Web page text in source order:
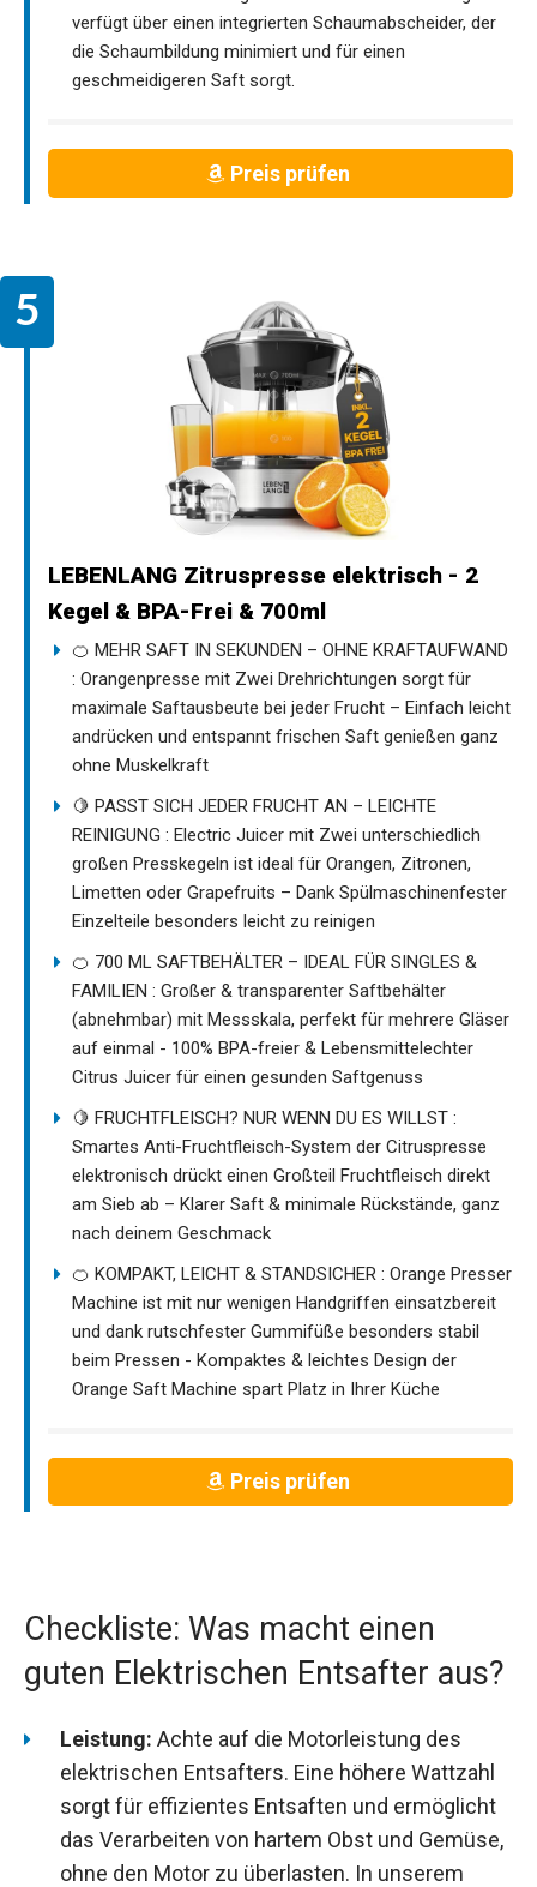
verfügt über einen integrierten Schaumabscheider, der
die Schaumbildung minimiert und für einen
geschmeidigeren Saft sorgt.
Preis prüfen
LEBENLANG Zitruspresse elektrisch - 2
Kegel & BPA-Frei & 700ml
🍊 MEHR SAFT IN SEKUNDEN – OHNE KRAFTAUFWAND
: Orangenpresse mit Zwei Drehrichtungen sorgt für
maximale Saftausbeute bei jeder Frucht – Einfach leicht
andrücken und entspannt frischen Saft genießen ganz
ohne Muskelkraft
🍋 PASST SICH JEDER FRUCHT AN – LEICHTE
REINIGUNG : Electric Juicer mit Zwei unterschiedlich
großen Presskegeln ist ideal für Orangen, Zitronen,
Limetten oder Grapefruits – Dank Spülmaschinenfester
Einzelteile besonders leicht zu reinigen
🍊 700 ML SAFTBEHÄLTER – IDEAL FÜR SINGLES &
FAMILIEN : Großer & transparenter Saftbehälter
(abnehmbar) mit Messskala, perfekt für mehrere Gläser
auf einmal - 100% BPA-freier & Lebensmittelechter
Citrus Juicer für einen gesunden Saftgenuss
🍋 FRUCHTFLEISCH? NUR WENN DU ES WILLST :
Smartes Anti-Fruchtfleisch-System der Citruspresse
elektronisch drückt einen Großteil Fruchtfleisch direkt
am Sieb ab – Klarer Saft & minimale Rückstände, ganz
nach deinem Geschmack
🍊 KOMPAKT, LEICHT & STANDSICHER : Orange Presser
Machine ist mit nur wenigen Handgriffen einsatzbereit
und dank rutschfester Gummifüße besonders stabil
beim Pressen - Kompaktes & leichtes Design der
Orange Saft Machine spart Platz in Ihrer Küche
Preis prüfen
Checkliste: Was macht einen
guten Elektrischen Entsafter aus?
Leistung: Achte auf die Motorleistung des
elektrischen Entsafters. Eine höhere Wattzahl
sorgt für effizientes Entsaften und ermöglicht
das Verarbeiten von hartem Obst und Gemüse,
ohne den Motor zu überlasten. In unserem